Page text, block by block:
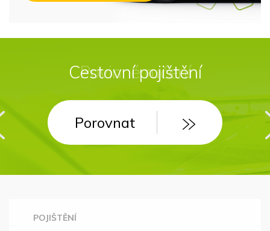
Povinné ručení
Porovnat
Cestovní pojištění
Porovnat
POJIŠTĚNÍ